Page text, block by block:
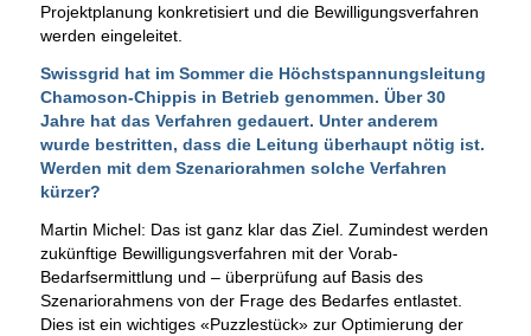
Projektplanung konkretisiert und die Bewilligungsverfahren
werden eingeleitet.
Swissgrid hat im Sommer die Höchstspannungsleitung
Chamoson-Chippis in Betrieb genommen. Über 30
Jahre hat das Verfahren gedauert. Unter anderem
wurde bestritten, dass die Leitung überhaupt nötig ist.
Werden mit dem Szenariorahmen solche Verfahren
kürzer?
Martin Michel: Das ist ganz klar das Ziel. Zumindest werden
zukünftige Bewilligungsverfahren mit der Vorab-
Bedarfsermittlung und – überprüfung auf Basis des
Szenariorahmens von der Frage des Bedarfes entlastet.
Dies ist ein wichtiges «Puzzlestück» zur Optimierung der